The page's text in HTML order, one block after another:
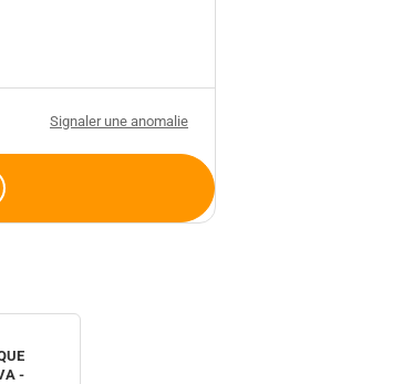
Signaler une anomalie
-